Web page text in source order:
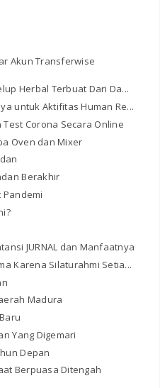
Akun Transferwise
Herbal Terbuat Dari Da...
untuk Aktifitas Human Re...
Corona Secara Online
Oven dan Mixer
Berakhir
Pandemi
JURNAL dan Manfaatnya
Karena Silaturahmi Setia...
Madura
Yang Digemari
Depan
Berpuasa Ditengah